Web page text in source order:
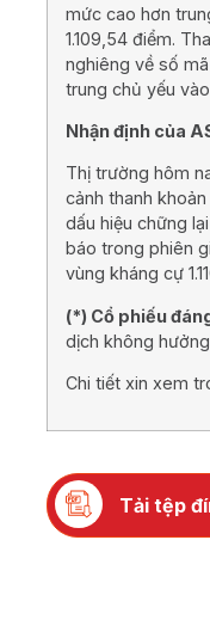
mức cao hơn
1.109,54 điểm.
nghiêng về số
trung chủ yếu
Nhận định của
Thị trường hôm
cảnh thanh
dấu hiệu chững
báo trong phiên
vùng kháng cự
(*) Cổ phiếu
dịch không
Chi tiết xin xem
Tải tệp